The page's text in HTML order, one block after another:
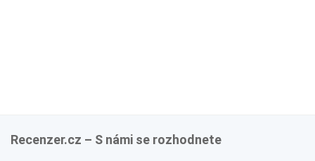
Recenzer.cz – S námi se rozhodnete